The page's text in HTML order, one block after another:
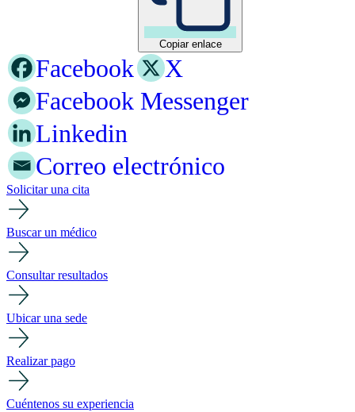
Copiar enlace
Facebook
X
Facebook Messenger
Linkedin
Correo electrónico
Solicitar una cita
Buscar un médico
Consultar resultados
Ubicar una sede
Realizar pago
Cuéntenos su experiencia